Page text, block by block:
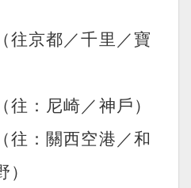
往京都／千里／寶
往：尼崎／神戶）
往：關西空港／和